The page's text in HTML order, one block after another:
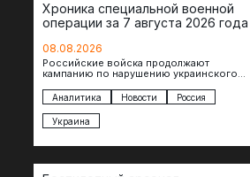
Хроника специальной военной
операции за 7 августа 2026 года
08.08.2026
Российские войска продолжают
кампанию по нарушению украинского
сегодня атакованы еще по меньшей мере
два…
Аналитика Новости Россия
Украина